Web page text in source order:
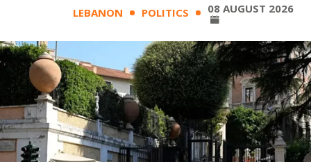
LEBANON POLITICS 08 AUGUST 2026